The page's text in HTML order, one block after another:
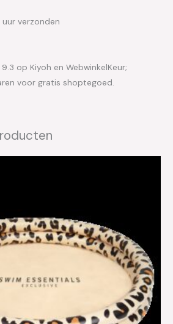
verzonden
op Kiyoh en WebwinkelKeur;
voor gratis shoptegoed.